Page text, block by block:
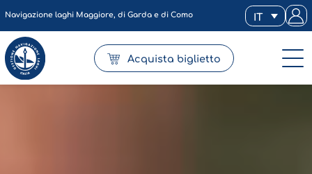
Navigazione laghi Maggiore, di Garda e di Como IT
Acquista biglietto